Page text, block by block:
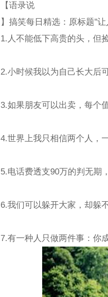
【语录说
】搞笑每日精选：原标题"
1.人不能低下高贵的头，但
2.小时候我以为自己长大后
3.如果朋友可以出卖，每个
4.世界上我只相信两个人，
5.电话费透支90万的判无期
6.我们可以躲开大家，却躲
7.有一种人只做两件事：你